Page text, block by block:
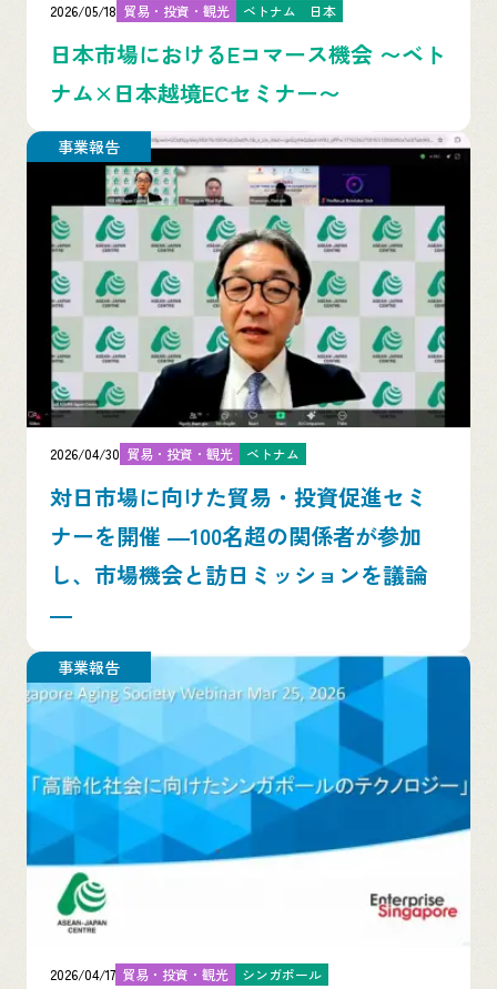
2026/05/18 貿易・投資・観光 ベトナム 日本
日本市場におけるEコマース機会 〜ベト
ナム×日本越境ECセミナー〜
事業報告
2026/04/30 貿易・投資・観光 ベトナム
対日市場に向けた貿易・投資促進セミ
ナーを開催 ―100名超の関係者が参加
し、市場機会と訪日ミッションを議論
―
事業報告
2026/04/17 貿易・投資・観光 シンガポール